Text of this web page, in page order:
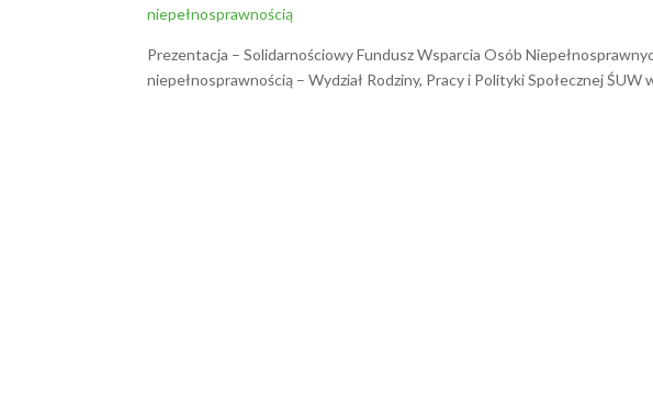
niepełnosprawnością
Prezentacja – Solidarnościowy Fundusz Wsparcia Osób
niepełnosprawnością – Wydział Rodziny, Pracy i Polityki Społecznej ŚUW